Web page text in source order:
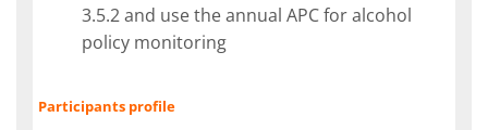
3.5.2 and use the annual APC for alcohol
policy monitoring
Participants profile